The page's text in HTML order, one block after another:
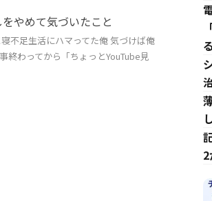
やめて気づいたこと
不足生活にハマってた俺 気づけば俺
終わってから「ちょっとYouTube見